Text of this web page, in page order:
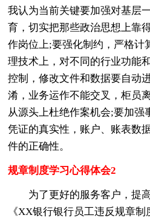
我认为当前关键要加强对基层
育，切实把那些政治思想上靠
作岗位上;要强化制约，严格计
理技术上，对不同的行业功能
控制，修改文件和数据要自动
淆，业务运作不能交叉，柜员
从源头上杜绝作案机会;要加强
凭证的真实性，账户、账表数
件的正确性。
规章制度学习心得体会2
为了更好的服务客户，提
《XX银行银行员工违反规章制